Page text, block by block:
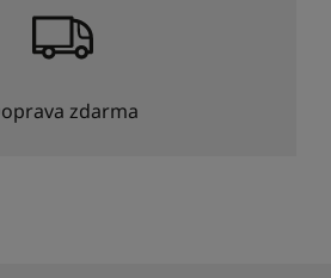
zdarma